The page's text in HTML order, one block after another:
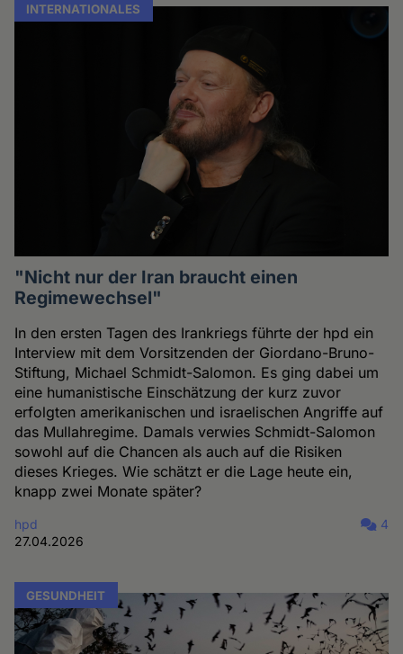
INTERNATIONALES
"Nicht nur der Iran braucht einen
Regimewechsel"
In den ersten Tagen des Irankriegs führte der hpd ein
Interview mit dem Vorsitzenden der Giordano-Bruno-
Stiftung, Michael Schmidt-Salomon. Es ging dabei um
eine humanistische Einschätzung der kurz zuvor
erfolgten amerikanischen und israelischen Angriffe auf
das Mullahregime. Damals verwies Schmidt-Salomon
sowohl auf die Chancen als auch auf die Risiken
dieses Krieges. Wie schätzt er die Lage heute ein,
knapp zwei Monate später?
hpd
27.04.2026
4
GESUNDHEIT